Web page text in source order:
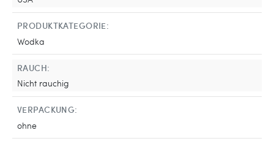
PRODUKTKATEGORIE:
Wodka
RAUCH:
Nicht rauchig
VERPACKUNG:
ohne